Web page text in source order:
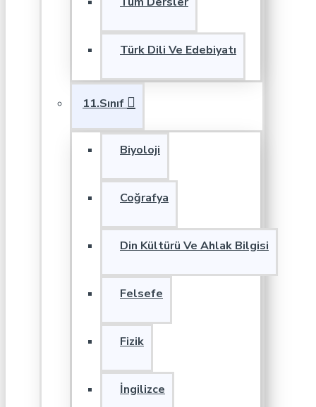
Türk Dili Ve Edebiyatı
11.Sınıf
Biyoloji
Coğrafya
Din Kültürü Ve Ahlak Bilgisi
Felsefe
Fizik
İngilizce